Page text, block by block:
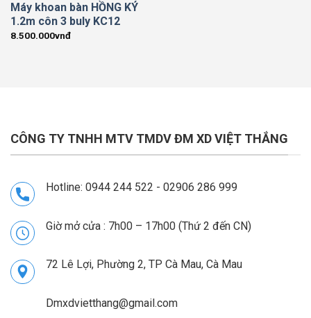
Máy khoan bàn HỒNG KÝ
1.2m côn 3 buly KC12
8.500.000vnđ
CÔNG TY TNHH MTV TMDV ĐM XD VIỆT THẮNG
Hotline: 0944 244 522 - 02906 286 999
Giờ mở cửa : 7h00 – 17h00 (Thứ 2 đến CN)
72 Lê Lợi, Phường 2, TP Cà Mau, Cà Mau
Dmxdvietthang@gmail.com